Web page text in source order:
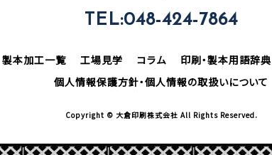
TEL:048-424-7864
製本加工一覧 工場見学 コラム 印刷・製本用語辞典
個人情報保護方針・個人情報の取扱いについて
Copyright © 大倉印刷株式会社 All Rights Reserved.